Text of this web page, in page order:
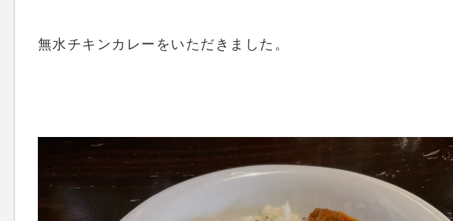
無水チキンカレーをいただきました。